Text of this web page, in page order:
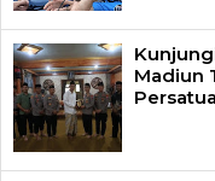
Madiun